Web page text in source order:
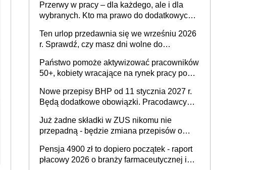
dofinansowań czy refundacji, ale bariery po
stronie systemu i świadomości
pracodawców [WYWIAD]
Przerwy w pracy – dla każdego, ale i dla
wybranych. Kto ma prawo do dodatkowych
Ten urlop przedawnia się we wrześniu 2026
r. Sprawdź, czy masz dni wolne do
Państwo pomoże aktywizować pracowników
50+, kobiety wracające na rynek pracy po
osoby neuroatypowe. Powstanie Fundusz
na rzecz Inkluzywności w Zatrudnianiu?
Nowe przepisy BHP od 11 stycznia 2027 r.
Będą dodatkowe obowiązki. Pracodawcy
Już żadne składki w ZUS nikomu nie
przepadną - będzie zmiana przepisów o
ubezpieczeniom społecznym
Pensja 4900 zł to dopiero początek - raport
płacowy 2026 o branży farmaceutycznej i